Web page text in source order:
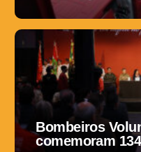
Bombeiros
comemoram